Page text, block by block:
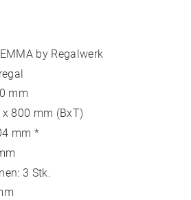
by Regalwerk
mm
x 800 mm (BxT)
mm *
3 Stk.